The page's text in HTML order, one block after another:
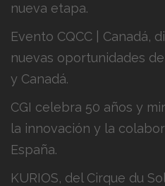
nueva etapa.
Evento CQCC | Canadá,
nuevas oportunidades
y Canadá.
CGI celebra 50 años y
la innovación y la
España.
KURIOS, del Cirque du